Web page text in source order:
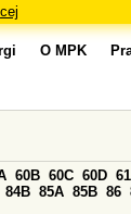
O MPK
60B 60C 60D 61
84B 85A 85B 86